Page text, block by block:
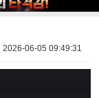
2026-06-05 09:49:31